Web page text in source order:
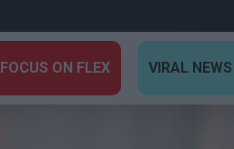
FOCUS ON FLEX VIRAL NEWS